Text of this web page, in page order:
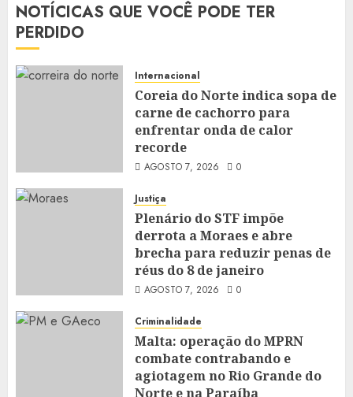
NOTÍCICAS QUE VOCÊ PODE TER
PERDIDO
Internacional
Coreia do Norte indica sopa de
carne de cachorro para
enfrentar onda de calor
recorde
AGOSTO 7, 2026 0
Justiça
Plenário do STF impõe
derrota a Moraes e abre
brecha para reduzir penas de
réus do 8 de janeiro
AGOSTO 7, 2026 0
Criminalidade
Malta: operação do MPRN
combate contrabando e
agiotagem no Rio Grande do
Norte e na Paraíba